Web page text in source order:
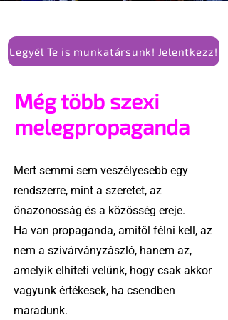
Legyél Te is munkatársunk! Jelentkezz!
Még több szexi
melegpropaganda
Mert semmi sem veszélyesebb egy
rendszerre, mint a szeretet, az
önazonosság és a közösség ereje.
Ha van propaganda, amitől félni kell, az
nem a szivárványzászló, hanem az,
amelyik elhiteti velünk, hogy csak akkor
vagyunk értékesek, ha csendben
maradunk.